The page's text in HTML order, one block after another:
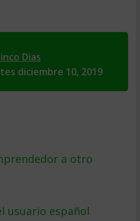
Dias
diciembre 10, 2019
a otro
usuario español